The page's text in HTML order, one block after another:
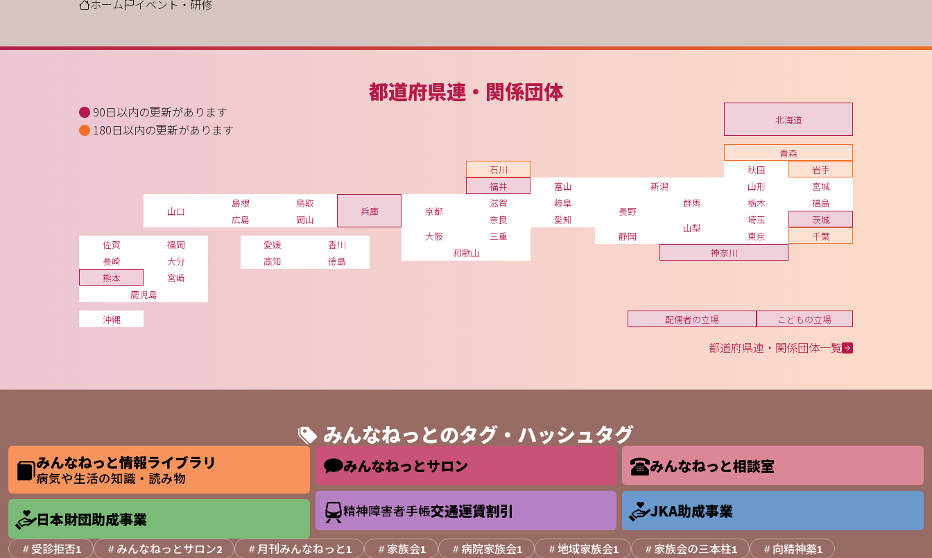
ホーム イベント・研修
都道府県連・関係団体
90日以内の更新があります
180日以内の更新があります
北海道
青森
岩手
宮城
秋田
山形
福島
茨城
栃木
群馬
埼玉
千葉
東京
神奈川
新潟
富山
石川
福井
山梨
長野
岐阜
静岡
愛知
三重
滋賀
京都
大阪
兵庫
奈良
和歌山
鳥取
島根
岡山
広島
山口
徳島
香川
愛媛
高知
福岡
佐賀
長崎
熊本
大分
宮崎
鹿児島
沖縄
こどもの立場
配偶者の立場
都道府県連・関係団体一覧
みんなねっとのタグ・ハッシュタグ
みんなねっと情報ライブラリ
病気や生活の知識・読み物
みんなねっとサロン みんなねっと相談室
精神障害者手帳交通運賃割引 JKA助成事業
日本財団助成事業
受診拒否1 みんなねっとサロン2 月刊みんなねっと1 家族会1 病院家族会1 地域家族会1 家族会の三本柱1 向精神薬1